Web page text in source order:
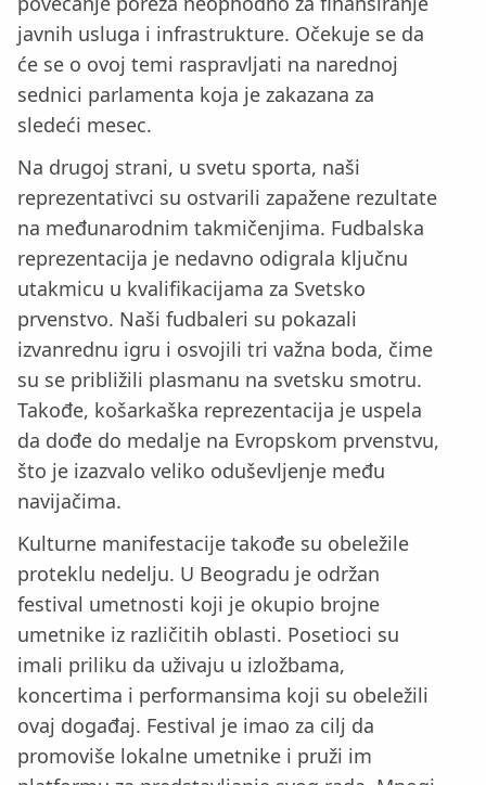
javnih usluga i infrastrukture. Očekuje se da
će se o ovoj temi raspravljati na narednoj
sednici parlamenta koja je zakazana za
sledeći mesec.
Na drugoj strani, u svetu sporta, naši
reprezentativci su ostvarili zapažene rezultate
na međunarodnim takmičenjima. Fudbalska
reprezentacija je nedavno odigrala ključnu
utakmicu u kvalifikacijama za Svetsko
prvenstvo. Naši fudbaleri su pokazali
izvanrednu igru i osvojili tri važna boda, čime
su se približili plasmanu na svetsku smotru.
Takođe, košarkaška reprezentacija je uspela
da dođe do medalje na Evropskom prvenstvu,
što je izazvalo veliko oduševljenje među
navijačima.
Kulturne manifestacije takođe su obeležile
proteklu nedelju. U Beogradu je održan
festival umetnosti koji je okupio brojne
umetnike iz različitih oblasti. Posetioci su
imali priliku da uživaju u izložbama,
koncertima i performansima koji su obeležili
ovaj događaj. Festival je imao za cilj da
promoviše lokalne umetnike i pruži im